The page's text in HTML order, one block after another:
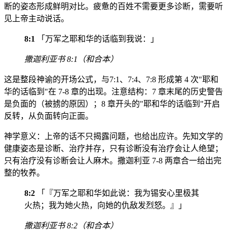
断的姿态形成鲜明对比。疲惫的百姓不需要更多诊断，需要听
见上帝主动说话。
8:1 「万军之耶和华的话临到我说：」
撒迦利亚书 8:1（和合本）
这是整段神谕的开场公式，与7:1、7:4、7:8 形成第 4 次"耶和
华的话临到"在 7-8 章的出现。注意结构：7 章末尾的历史警告
是负面的（被掳的原因）；8 章开头的"耶和华的话临到"开启
反转，从负面转向正面。
神学意义：上帝的话不只揭露问题，也给出应许。先知文学的
健康姿态是诊断、治疗并存，只有诊断没有治疗会让人绝望；
只有治疗没有诊断会让人麻木。撒迦利亚 7-8 两章合一给出完
整的牧养。
8:2 「『万军之耶和华如此说：我为锡安心里极其
火热；我为她火热，向她的仇敌发烈怒。』」
撒迦利亚书 8:2（和合本）